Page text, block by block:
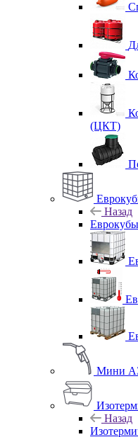
(ЦКТ)
Назад
Еврокубы
Мини
Назад